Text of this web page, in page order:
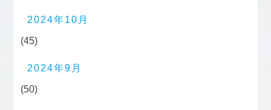
2024年10月
(45)
2024年9月
(50)